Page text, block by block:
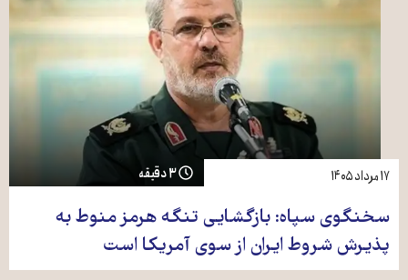
سخنگوی سپاه: بازگشایی تنگه هرمز منوط به
پذیرش شروط ایران از سوی آمریکا است
۱۷ مرداد ۱۴۰۵ ۳ دقیقه